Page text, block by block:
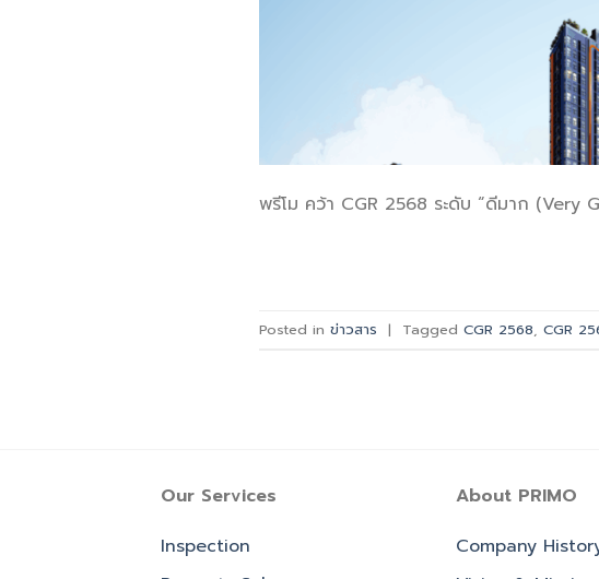
พรีโม คว้า CGR 2568 ระดับ “ดีมาก (Very
Posted in ข่าวสาร | Tagged CGR 2568 CGR
Our Services
Inspection
About PRIMO
Company